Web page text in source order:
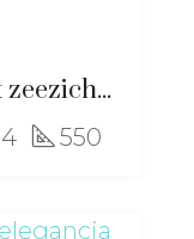
Hedendaagse villa met zeezicht in Cas Mut: luxe, design en rust nabij Ibiza-stad – ri-2517
4 550